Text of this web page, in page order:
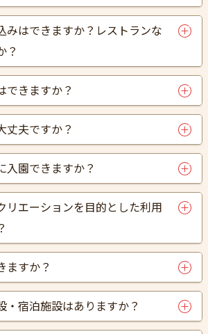
みはできますか？レストランな
？
できますか？
丈夫ですか？
入園できますか？
リエーションを目的とした利用
ますか？
・宿泊施設はありますか？